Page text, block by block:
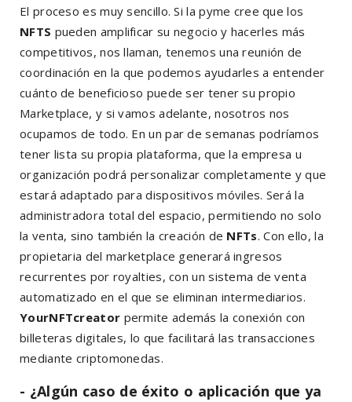
El proceso es muy sencillo. Si la pyme cree que los
NFTS pueden amplificar su negocio y hacerles más
competitivos, nos llaman, tenemos una reunión de
coordinación en la que podemos ayudarles a entender
cuánto de beneficioso puede ser tener su propio
Marketplace, y si vamos adelante, nosotros nos
ocupamos de todo. En un par de semanas podríamos
tener lista su propia plataforma, que la empresa u
organización podrá personalizar completamente y que
estará adaptado para dispositivos móviles. Será la
administradora total del espacio, permitiendo no solo
la venta, sino también la creación de NFTs. Con ello, la
propietaria del marketplace generará ingresos
recurrentes por royalties, con un sistema de venta
automatizado en el que se eliminan intermediarios.
YourNFTcreator permite además la conexión con
billeteras digitales, lo que facilitará las transacciones
mediante criptomonedas.
- ¿Algún caso de éxito o aplicación que ya